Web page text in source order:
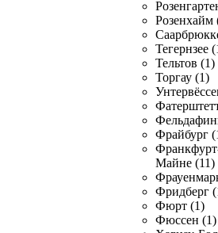
Розенхайм
Тегернзее
Тельтов (1)
Торгау (1)
Фрайбург
Майне (11)
Фридберг
Фюрт (1)
Фюссен (1)